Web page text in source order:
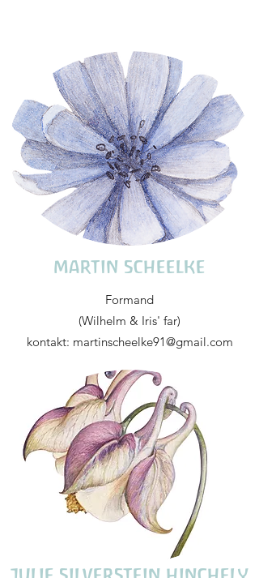
MARTIN SCHEELKE
Formand
(Wilhelm & Iris' far)
kontakt: martinscheelke91@gmail.com